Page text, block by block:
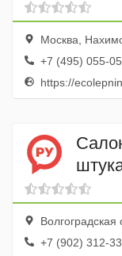
Москва,
+7 (495) 055-
https://
Волгоградская
+7 (902) 312-